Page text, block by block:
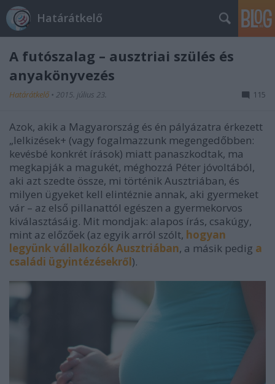
Határátkelő
A futószalag – ausztriai szülés és
anyakönyvezés
Határátkelő • 2015. július 23. 115
Azok, akik a Magyarország és én pályázatra érkezett
„lelkizések+ (vagy fogalmazzunk megengedőbben:
kevésbé konkrét írások) miatt panaszkodtak, ma
megkapják a magukét, méghozzá Péter jóvoltából,
aki azt szedte össze, mi történik Ausztriában, és
milyen ügyeket kell elintéznie annak, aki gyermeket
vár – az első pillanattól egészen a gyermekorvos
kiválasztásáig. Mit mondjak: alapos írás, csakúgy,
mint az előzőek (az egyik arról szólt, hogyan
legyünk vállalkozók Ausztriában, a másik pedig a
családi ügyintézésekről).